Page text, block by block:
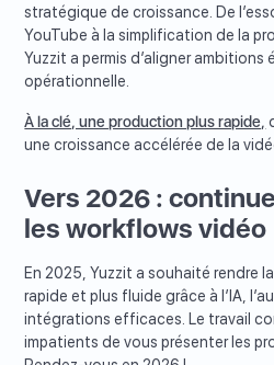
stratégique de croissance. De
YouTube à la simplification de la
Yuzzit a permis d’aligner
opérationnelle.
À la clé, une production plus rapide,
une croissance accélérée de la
Vers 2026 :
les workflows vidéo
En 2025, Yuzzit a souhaité rendre
rapide et plus fluide grâce à l’IA,
intégrations efficaces. Le travail
impatients de vous présenter les